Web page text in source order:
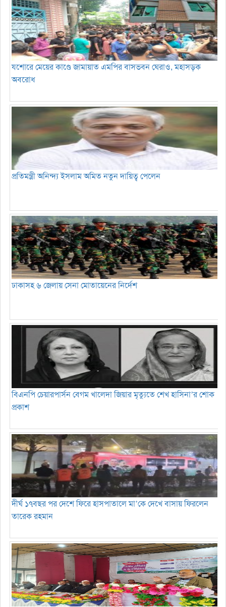
যশোরে মেয়ের কাণ্ডে জামায়াত এমপির বাসভবন ঘেরাও, মহাসড়ক
অবরোধ
প্রতিমন্ত্রী অনিন্দ্য ইসলাম অমিত নতুন দায়িত্ব পেলেন
ঢাকাসহ ৬ জেলায় সেনা মোতায়েনের নির্দেশ
বিএনপি চেয়ারপার্সন বেগম খালেদা জিয়ার মৃত্যুতে শেখ হাসিনা’র শোক
প্রকাশ
দীর্ঘ ১৭বছর পর দেশে ফিরে হাসপাতালে মা’কে দেখে বাসায় ফিরলেন
তারেক রহমান